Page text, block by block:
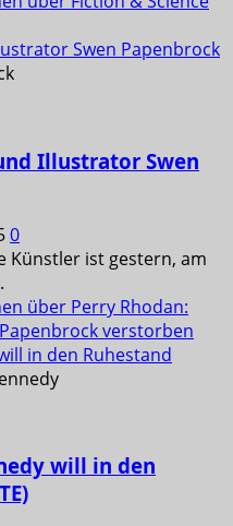
Swen Papenbrock
Illustrator Swen
0
ist gestern, am
über Perry Rhodan:
verstorben
in den Ruhestand
will in den